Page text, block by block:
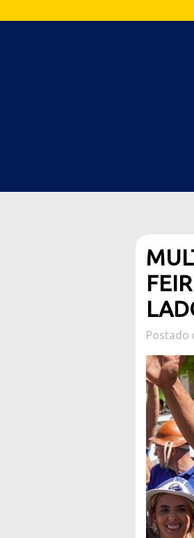
Postado